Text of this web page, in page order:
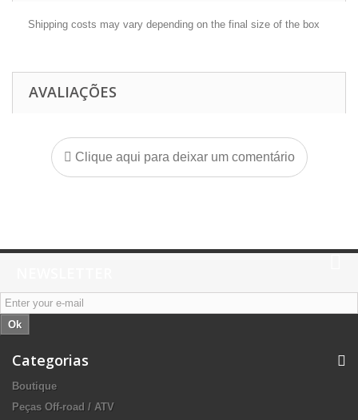
Shipping costs may vary depending on the final size of the box
AVALIAÇÕES
Clique aqui para deixar um comentário
Ok
Categorias
Boutique
Peças Off-road / ATV